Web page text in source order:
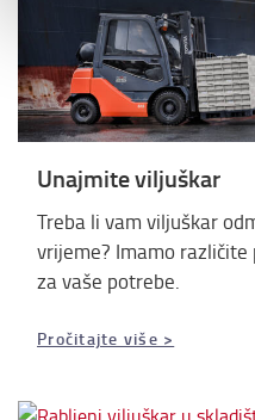
Unajmite viljuškar
Treba li vam viljuškar
vrijeme? Imamo
za vaše potrebe.
Pročitajte više >